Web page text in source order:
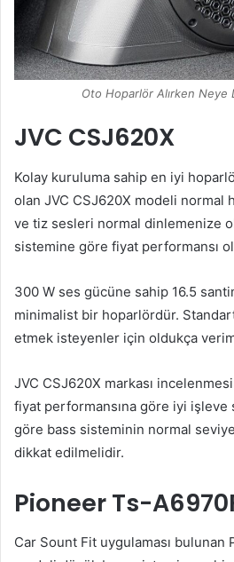
Oto Hoparlör Alırken Neye
JVC CSJ620X
Kolay kuruluma sahip en iyi
olan JVC CSJ620X modeli normal
ve tiz sesleri normal dinlemenize
sistemine göre fiyat performansı
300 W ses gücüne sahip 16.5
minimalist bir hoparlördür.
etmek isteyenler için oldukça
JVC CSJ620X markası
fiyat performansına göre iyi işleve
göre bass sisteminin normal
dikkat edilmelidir.
Pioneer Ts-
Car Sount Fit uygulaması bulunan